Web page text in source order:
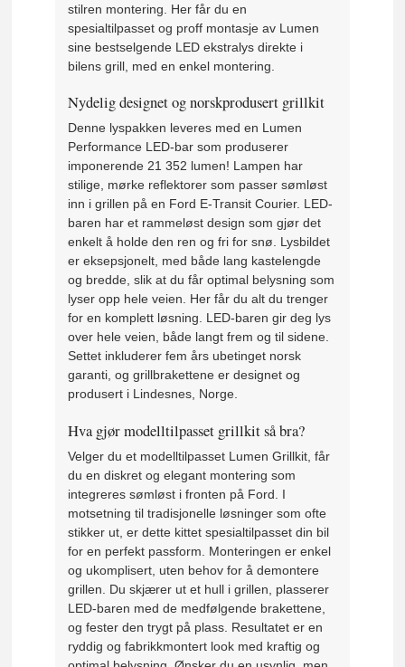
stilren montering. Her får du en
spesialtilpasset og proff montasje av Lumen
sine bestselgende LED ekstralys direkte i
bilens grill, med en enkel montering.
Nydelig designet og norskprodusert grillkit
Denne lyspakken leveres med en Lumen
Performance LED-bar som produserer
imponerende 21 352 lumen! Lampen har
stilige, mørke reflektorer som passer sømløst
inn i grillen på en Ford E-Transit Courier. LED-
baren har et rammeløst design som gjør det
enkelt å holde den ren og fri for snø. Lysbildet
er eksepsjonelt, med både lang kastelengde
og bredde, slik at du får optimal belysning som
lyser opp hele veien. Her får du alt du trenger
for en komplett løsning. LED-baren gir deg lys
over hele veien, både langt frem og til sidene.
Settet inkluderer fem års ubetinget norsk
garanti, og grillbrakettene er designet og
produsert i Lindesnes, Norge.
Hva gjør modelltilpasset grillkit så bra?
Velger du et modelltilpasset Lumen Grillkit, får
du en diskret og elegant montering som
integreres sømløst i fronten på Ford. I
motsetning til tradisjonelle løsninger som ofte
stikker ut, er dette kittet spesialtilpasset din bil
for en perfekt passform. Monteringen er enkel
og ukomplisert, uten behov for å demontere
grillen. Du skjærer ut et hull i grillen, plasserer
LED-baren med de medfølgende brakettene,
og fester den trygt på plass. Resultatet er en
ryddig og fabrikkmontert look med kraftig og